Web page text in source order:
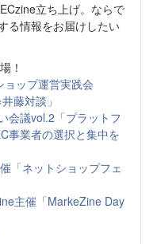
立ち上げ。ならで
る情報をお届けしたい
！
ョップ運営実践会
藤対談」
会議vol.2「プラットフ
事業者の選択と集中を
「ネットショップフェ
主催「MarkeZine Day